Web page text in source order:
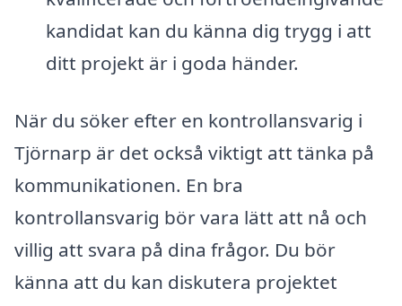
kandidat kan du känna dig trygg i att
ditt projekt är i goda händer.
När du söker efter en kontrollansvarig i
Tjörnarp är det också viktigt att tänka på
kommunikationen. En bra
kontrollansvarig bör vara lätt att nå och
villig att svara på dina frågor. Du bör
känna att du kan diskutera projektet